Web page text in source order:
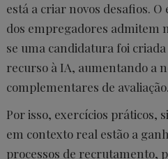
está a criar novos desafios. O
dos empregadores admitem
se uma candidatura foi
recurso à IA, aumentando a
complementares de avaliação.
Por isso, exercícios práticos,
em contexto real estão a
processos de recrutamento,